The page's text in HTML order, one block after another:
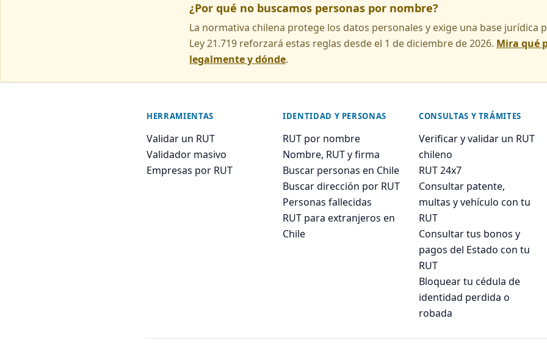
¿Por qué no buscamos personas por nombre?
La normativa chilena protege los datos personales y exige una base jurídica
Ley 21.719 reforzará estas reglas desde el 1 de diciembre de 2026. Mira qué
legalmente y dónde.
HERRAMIENTAS
Validar un RUT
Validador masivo
Empresas por RUT
IDENTIDAD Y PERSONAS
RUT por nombre
Nombre, RUT y firma
Buscar personas en Chile
Buscar dirección por RUT
Personas fallecidas
RUT para extranjeros en
Chile
CONSULTAS Y TRÁMITES
Verificar y validar un RUT
chileno
RUT 24x7
Consultar patente,
multas y vehículo con tu
RUT
Consultar tus bonos y
pagos del Estado con tu
RUT
Bloquear tu cédula de
identidad perdida o
robada